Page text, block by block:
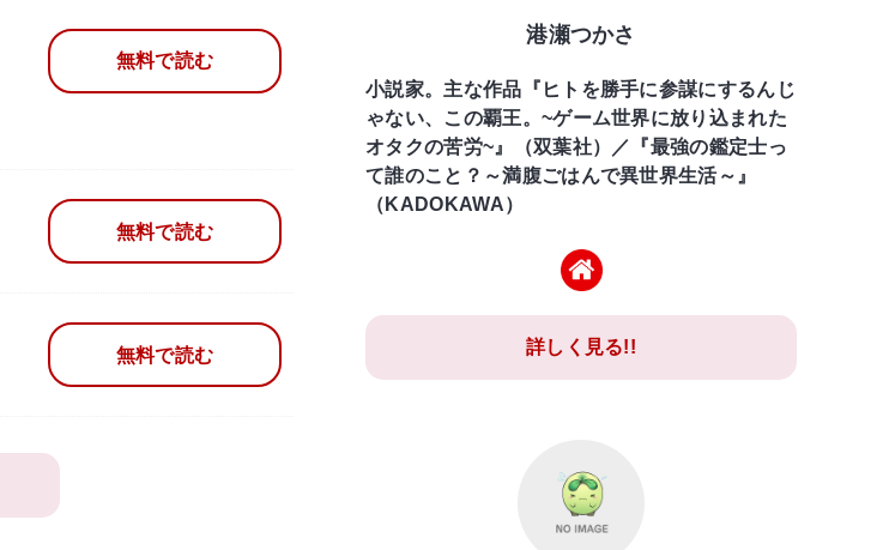
無料で読む
無料で読む
無料で読む
港瀬つかさ
小説家。主な作品『ヒトを勝手に参謀にするんじ
ゃない、この覇王。~ゲーム世界に放り込まれた
オタクの苦労~』（双葉社）／『最強の鑑定士っ
て誰のこと？～満腹ごはんで異世界生活～』
（KADOKAWA）
詳しく見る!!